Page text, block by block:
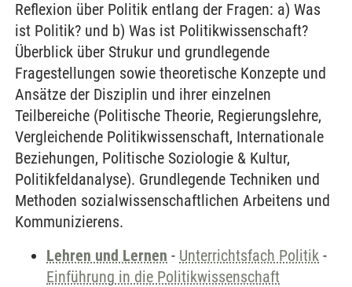
Reflexion über Politik entlang der Fragen: a) Was
ist Politik? und b) Was ist Politikwissenschaft?
Überblick über Strukur und grundlegende
Fragestellungen sowie theoretische Konzepte und
Ansätze der Disziplin und ihrer einzelnen
Teilbereiche (Politische Theorie, Regierungslehre,
Vergleichende Politikwissenschaft, Internationale
Beziehungen, Politische Soziologie & Kultur,
Politikfeldanalyse). Grundlegende Techniken und
Methoden sozialwissenschaftlichen Arbeitens und
Kommunizierens.
Lehren und Lernen - Unterrichtsfach Politik -
Einführung in die Politikwissenschaft